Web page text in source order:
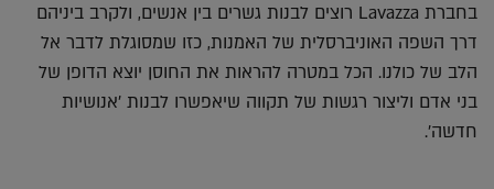
בחברת Lavazza רוצים לבנות גשרים בין אנשים, ולקרב ביניהם
דרך השפה האוניברסלית של האמנות, כזו שמסוגלת לדבר אל
הלב של כולנו. הכל במטרה להראות את החוסן יוצא הדופן של
בני אדם וליצור רגשות של תקווה שיאפשרו לבנות 'אנושיות
חדשה'.